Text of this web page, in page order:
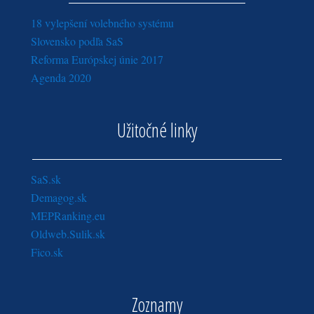
18 vylepšení volebného systému
Slovensko podľa SaS
Reforma Európskej únie 2017
Agenda 2020
Užitočné linky
SaS.sk
Demagog.sk
MEPRanking.eu
Oldweb.Sulik.sk
Fico.sk
Zoznamy